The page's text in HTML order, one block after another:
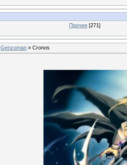
Прочее [271]
Genzoman » Cronos